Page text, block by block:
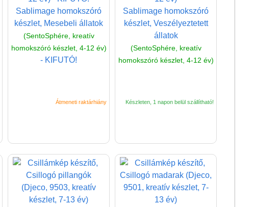
Sablimage homokszóró
készlet, Mesebeli állatok
(SentoSphére, kreatív
homokszóró készlet, 4-12 év)
- KIFUTÓ!
Átmeneti raktárhiány
Sablimage homokszóró
készlet, Veszélyeztetett
állatok
(SentoSphére, kreatív
homokszóró készlet, 4-12 év)
Készleten, 1 napon belül szállítható!
Tetoválás fiúknak
Tüskejáték, pötyiző
Viaszkép készítés
Slime készítő
gyerekajándékok
Logikai játékok
LOGICO
LÜK